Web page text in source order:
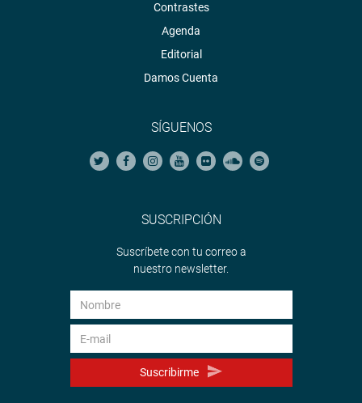
Contrastes
Agenda
Editorial
Damos Cuenta
SÍGUENOS
SUSCRIPCIÓN
Suscríbete con tu correo a
nuestro newsletter.
Suscribirme